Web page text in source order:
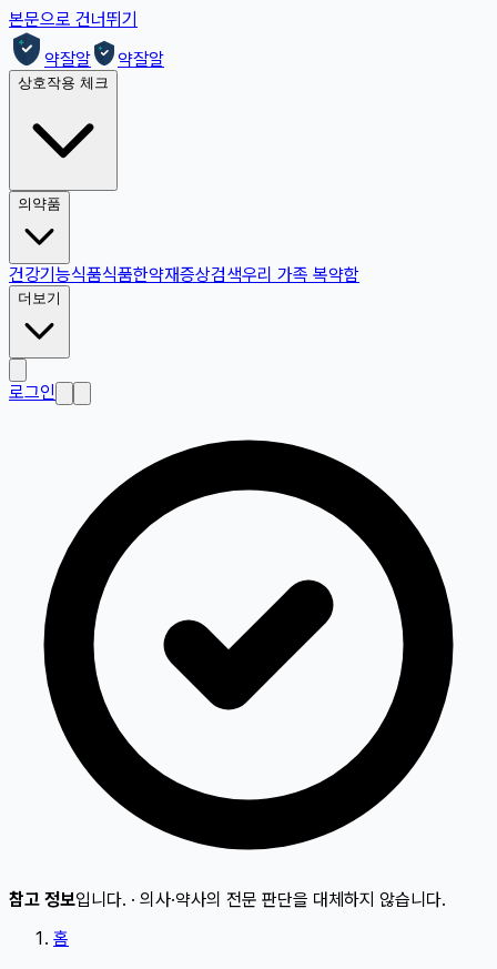
본문으로 건너뛰기
약잘알
약잘알
상호작용 체크
의약품
건강기능식품식품한약재증상검색우리 가족 복약함
더보기
로그인
참고 정보입니다. · 의사·약사의 전문 판단을 대체하지 않습니다.
홈